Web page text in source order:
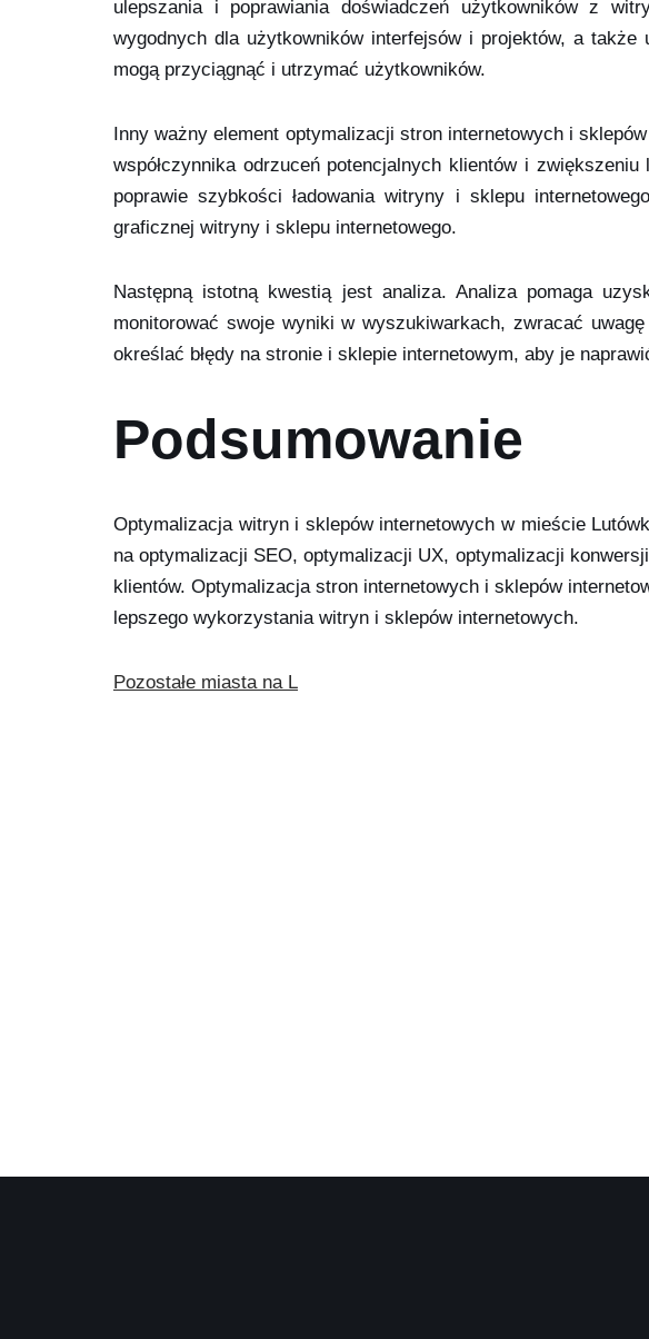
ulepszania i poprawiania doświadczeń użytkowników z
wygodnych dla użytkowników interfejsów i projektów, a
mogą przyciągnąć i utrzymać użytkowników.
Inny ważny element optymalizacji stron internetowych i
współczynnika odrzuceń potencjalnych klientów i
poprawie szybkości ładowania witryny i sklepu
graficznej witryny i sklepu internetowego.
Następną istotną kwestią jest analiza. Analiza pomaga
monitorować swoje wyniki w wyszukiwarkach, zwracać
określać błędy na stronie i sklepie internetowym, aby je
Podsumowanie
Optymalizacja witryn i sklepów internetowych w mieście
na optymalizacji SEO, optymalizacji UX, optymalizacji
klientów. Optymalizacja stron internetowych i sklepów
lepszego wykorzystania witryn i sklepów internetowych.
Pozostałe miasta na L